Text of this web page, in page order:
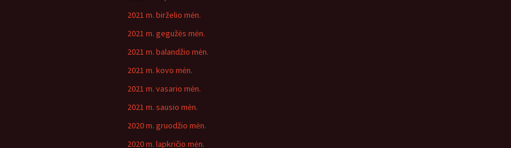
2021 m. birželio mėn.
2021 m. gegužės mėn.
2021 m. balandžio mėn.
2021 m. kovo mėn.
2021 m. vasario mėn.
2021 m. sausio mėn.
2020 m. gruodžio mėn.
2020 m. lapkričio mėn.